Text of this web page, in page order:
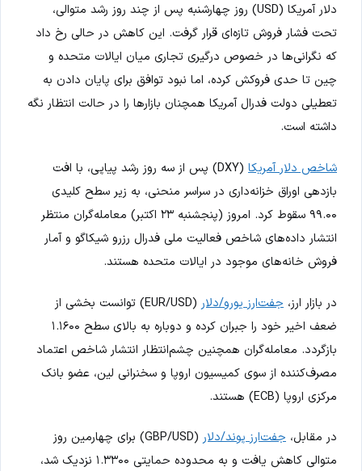
دلار آمریکا (USD) روز چهارشنبه پس از چند روز رشد متوالی،
تحت فشار فروش تازه‌ای قرار گرفت. این کاهش در حالی رخ داد
که نگرانی‌ها در خصوص درگیری تجاری میان ایالات متحده و
چین تا حدی فروکش کرده، اما نبود توافق برای پایان دادن به
تعطیلی دولت فدرال آمریکا همچنان بازارها را در حالت انتظار نگه
داشته است.
شاخص دلار آمریکا
(DXY) پس از سه روز رشد پیاپی، با افت
بازدهی اوراق خزانه‌داری در سراسر منحنی، به زیر سطح کلیدی
۹۹.۰۰ سقوط کرد. امروز (پنجشنبه ۲۳ اکتبر) معامله‌گران منتظر
انتشار داده‌های شاخص فعالیت ملی فدرال رزرو شیکاگو و آمار
فروش خانه‌های موجود در ایالات متحده هستند.
در بازار ارز، جفت‌ارز یورو/دلار
(EUR/USD) توانست بخشی از
ضعف اخیر خود را جبران کرده و دوباره به بالای سطح ۱.۱۶۰۰
بازگردد. معامله‌گران همچنین چشم‌انتظار انتشار شاخص اعتماد
مصرف‌کننده از سوی کمیسیون اروپا و سخنرانی لین، عضو بانک
مرکزی اروپا (ECB) هستند.
در مقابل، جفت‌ارز پوند/دلار
(GBP/USD) برای چهارمین روز
متوالی کاهش یافت و به محدوده حمایتی ۱.۳۳۰۰ نزدیک شد،